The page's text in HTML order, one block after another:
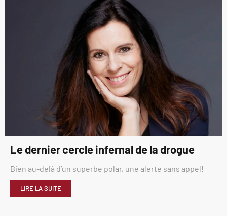
Le dernier cercle infernal de la drogue
Bien au-delà d’un superbe polar, une alerte sans appel!
LIRE LA SUITE